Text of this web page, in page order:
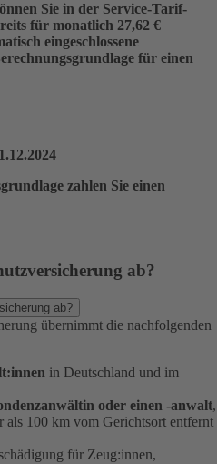
Sie in der Service-Tarif-
für monatlich 27,62 €
eingeschlossene
für einen
zahlen Sie einen
ab?
ab?
übernimmt die nachfolgenden
in Deutschland und im
oder einen -anwalt,
als 100 km vom Gerichtsort entfernt
für Zeug:innen,